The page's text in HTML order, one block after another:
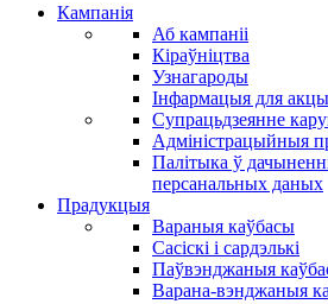
Кампанія
Аб кампаніі
Кіраўніцтва
Узнагароды
Інфармацыя для
Супрацьдзеянне
Адміністрацыйныя
Палітыка ў
персанальных даных
Прадукцыя
Вараныя каўбасы
Сасіскі і сардэлькі
Паўвэнджаныя
Варана-вэнджаныя